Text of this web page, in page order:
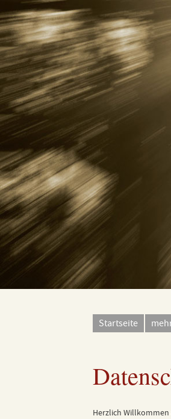
Startseite
Herzlich